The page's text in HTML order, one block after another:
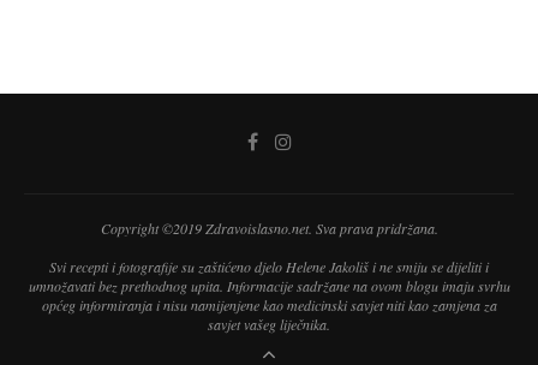
Copyright ©2019 Zdravoislasno.net. Sva prava pridržana.
Svi recepti i fotografije su zaštićeno djelo Helene Jakoliš i ne smiju se dijeliti i
umnožavati bez prethodnog upita. Informacije sadržane na ovom blogu imaju svrhu
općeg informiranja i nisu namijenjene kao medicinski savjet niti kao zamjena za
savjet vašeg liječnika.